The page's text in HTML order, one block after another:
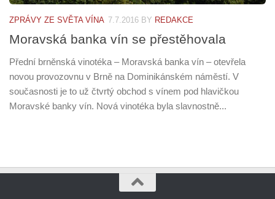
ZPRÁVY ZE SVĚTA VÍNA 7.7.2016 BY REDAKCE
Moravská banka vín se přestěhovala
Přední brněnská vinotéka – Moravská banka vín – otevřela
novou provozovnu v Brně na Dominikánském náměstí. V
současnosti je to už čtvrtý obchod s vínem pod hlavičkou
Moravské banky vín. Nová vinotéka byla slavnostně...